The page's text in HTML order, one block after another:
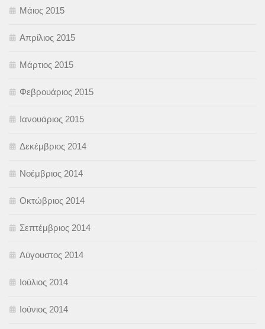
Μάιος 2015
Απρίλιος 2015
Μάρτιος 2015
Φεβρουάριος 2015
Ιανουάριος 2015
Δεκέμβριος 2014
Νοέμβριος 2014
Οκτώβριος 2014
Σεπτέμβριος 2014
Αύγουστος 2014
Ιούλιος 2014
Ιούνιος 2014